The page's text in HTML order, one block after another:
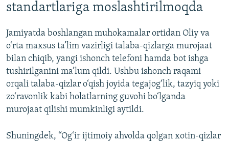
standartlariga moslashtirilmoqda
Jamiyatda boshlangan muhokamalar ortidan Oliy va
o‘rta maxsus ta’lim vazirligi talaba-qizlarga murojaat
bilan chiqib, yangi ishonch telefoni hamda bot ishga
tushirilganini ma’lum qildi. Ushbu ishonch raqami
orqali talaba-qizlar o‘qish joyida tegajog‘lik, tazyiq yoki
zo‘ravonlik kabi holatlarning guvohi bo‘lganda
murojaat qilishi mumkinligi aytildi.
Shuningdek, “Og‘ir ijtimoiy ahvolda qolgan xotin-qizlar